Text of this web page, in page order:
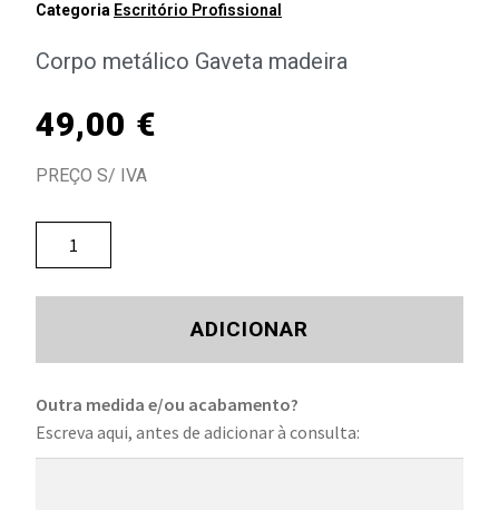
Categoria Escritório Profissional
Corpo metálico Gaveta madeira
49,00 €
PREÇO S/ IVA
ADICIONAR
Outra medida e/ou acabamento?
Escreva aqui, antes de adicionar à consulta: